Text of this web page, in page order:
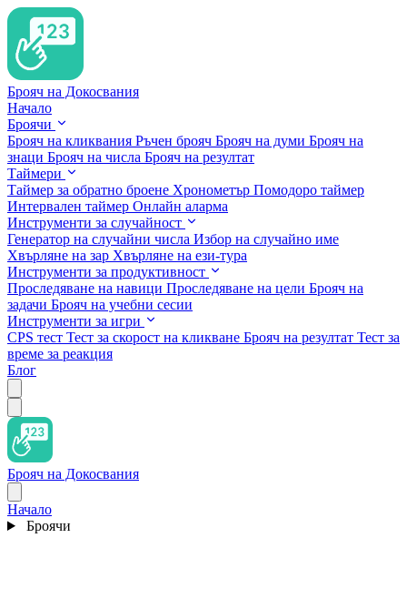
Брояч на Докосвания
Начало
Броячи
Брояч на кликвания Ръчен брояч Брояч на думи Брояч на
знаци Брояч на числа Брояч на резултат
Таймери
Таймер за обратно броене Хронометър Помодоро таймер
Интервален таймер Онлайн аларма
Инструменти за случайност
Генератор на случайни числа Избор на случайно име
Хвърляне на зар Хвърляне на ези-тура
Инструменти за продуктивност
Проследяване на навици Проследяване на цели Брояч на
задачи Брояч на учебни сесии
Инструменти за игри
CPS тест Тест за скорост на кликване Брояч на резултат Тест за
време за реакция
Блог
Брояч на Докосвания
Начало
Броячи